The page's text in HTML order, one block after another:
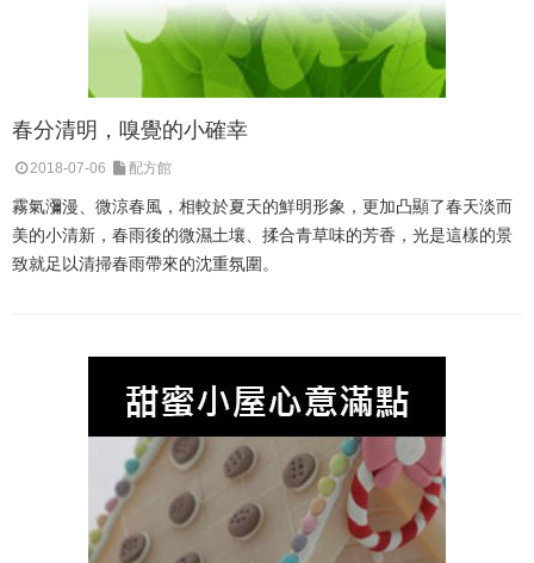
春分清明，嗅覺的小確幸
2018-07-06 配方館
霧氣瀰漫、微涼春風，相較於夏天的鮮明形象，更加凸顯了春天淡而
美的小清新，春雨後的微濕土壤、揉合青草味的芳香，光是這樣的景
致就足以清掃春雨帶來的沈重氛圍。